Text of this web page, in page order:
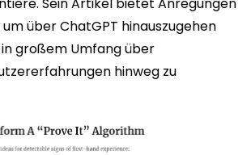
Sein Artikel bietet Anregungen
über ChatGPT hinauszugehen
großem Umfang über
hinweg zu